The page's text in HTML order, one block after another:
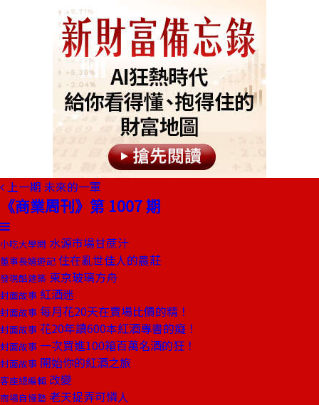
上一期 未來的一軍
《商業周刊》第 1007 期
小吃大學問 水源市場甘蔗汁
董事長嬉遊記 住在亂世佳人的農莊
發現酷建築 東京玻璃方舟
封面故事 紅酒迷
封面故事 每月花20天在賣場比價的精！
封面故事 花20年讀600本紅酒專書的癡！
封面故事 一次買進100箱百萬名酒的狂！
封面故事 開始你的紅酒之旅
客座總編輯 改變
商場自慢塾 老天捉弄可憐人